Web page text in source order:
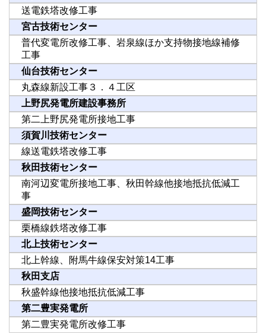
送電鉄塔改修工事
宮古技術センター
普代変電所改修工事、岩泉線ほか支持物接地線補修
工事
仙台技術センター
丸森線新設工事３．４工区
上野尻発電所建設事務所
第二上野尻発電所接地工事
須賀川技術センター
線送電鉄塔改修工事
秋田技術センター
南河辺変電所接地工事、秋田幹線他接地抵抗低減工
事
盛岡技術センター
栗橋線鉄塔改修工事
北上技術センター
北上幹線、附馬牛線保安対策14工事
秋田支店
秋盛幹線他接地抵抗低減工事
第二豊実発電所
第二豊実発電所改修工事